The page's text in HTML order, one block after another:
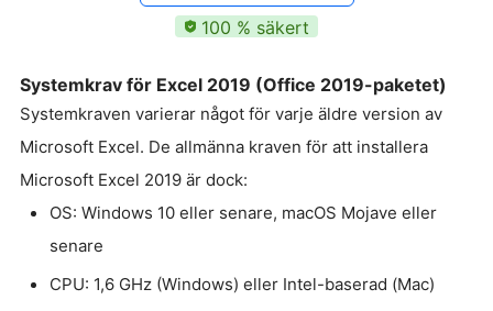
100 % säkert
Systemkrav för Excel 2019 (Office 2019-paketet)
Systemkraven varierar något för varje äldre version av
Microsoft Excel. De allmänna kraven för att installera
Microsoft Excel 2019 är dock:
OS: Windows 10 eller senare, macOS Mojave eller
senare
CPU: 1,6 GHz (Windows) eller Intel-baserad (Mac)